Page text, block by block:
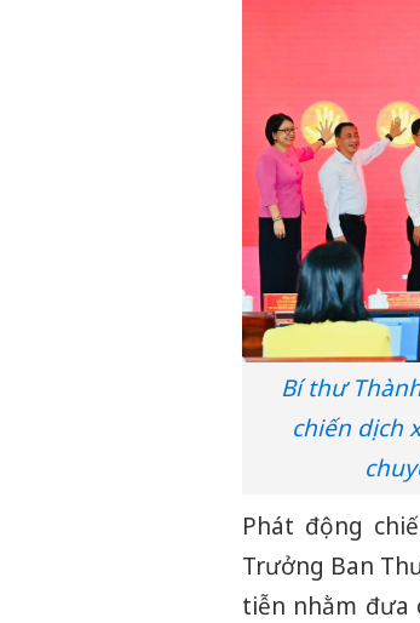
Bí thư
chiến dịch
Phát động
Trưởng Ban
tiễn nhằm đưa